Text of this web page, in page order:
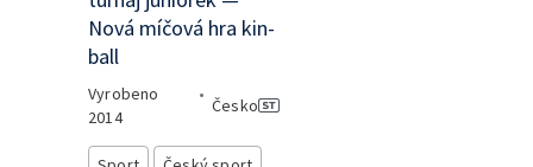
Nová míčová hra kin-
ball
Vyrobeno
2014
•
Česko